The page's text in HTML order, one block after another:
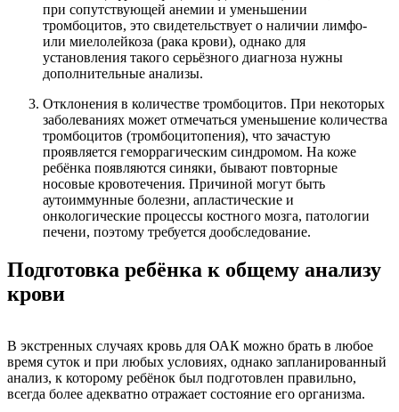
при сопутствующей анемии и уменьшении
тромбоцитов, это свидетельствует о наличии лимфо-
или миелолейкоза (рака крови), однако для
установления такого серьёзного диагноза нужны
дополнительные анализы.
Отклонения в количестве тромбоцитов. При некоторых
заболеваниях может отмечаться уменьшение количества
тромбоцитов (тромбоцитопения), что зачастую
проявляется геморрагическим синдромом. На коже
ребёнка появляются синяки, бывают повторные
носовые кровотечения. Причиной могут быть
аутоиммунные болезни, апластические и
онкологические процессы костного мозга, патологии
печени, поэтому требуется дообследование.
Подготовка ребёнка к общему анализу
крови
В экстренных случаях кровь для ОАК можно брать в любое
время суток и при любых условиях, однако запланированный
анализ, к которому ребёнок был подготовлен правильно,
всегда более адекватно отражает состояние его организма.